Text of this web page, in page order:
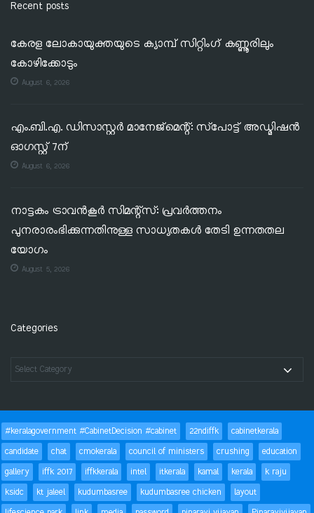
Recent posts
കേരള ലോകായുക്തയുടെ ക്യാമ്പ് സിറ്റിംഗ് കണ്ണൂരിലും
കോഴിക്കോടും
August 6, 2026
എം.ബി.എ. ഡിസാസ്റ്റർ മാനേജ്‌മെന്റ്: സ്‌പോട്ട് അഡ്മിഷൻ
ഓഗസ്റ്റ് 7ന്
August 6, 2026
നാട്ടകം ട്രാവൻകൂർ സിമന്റ്‌സ്: പ്രവർത്തനം
പുനരാരംഭിക്കുന്നതിനുള്ള സാധ്യതകൾ തേടി ഉന്നതതല
യോഗം
August 5, 2026
Categories
#keralagovernment #CabinetDecision #cabinet 22ndiffk
cabinetkerala
candidate
chat cmokerala council of ministers crushing
education
gallery
iffk 2017 iffkkerala intel itkerala kamal kerala
k raju
ksidc
kt jaleel kudumbasree kudumbasree chicken
layout